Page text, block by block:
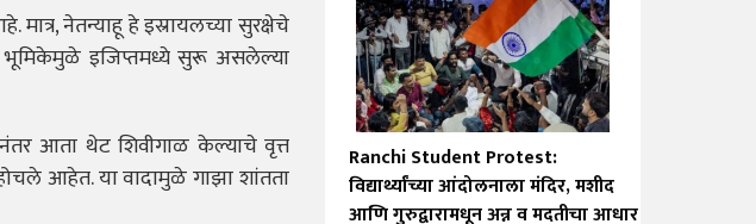
मात्र, नेतन्याहू हे इस्रायलच्या सुरक्षेचे
भूमिकेमुळे इजिप्तमध्ये सुरू असलेल्या
आता थेट शिवीगाळ केल्याचे वृत्त
आहेत. या वादामुळे गाझा शांतता
Ranchi Student Protest:
विद्यार्थ्यांच्या आंदोलनाला मंदिर, मशीद
आणि गुरुद्वारामधून अन्न व मदतीचा आधार